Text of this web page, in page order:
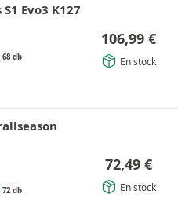
Evo3 K127
68 db
106,99 €
En stock
72 db
72,49 €
En stock